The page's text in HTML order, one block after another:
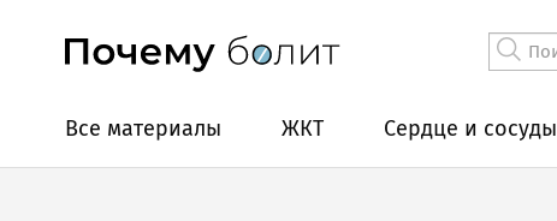
Все материалы ЖКТ Сердце и сосуды